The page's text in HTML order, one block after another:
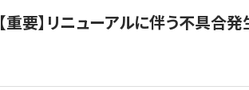
【重要】リニューアルに伴う不具合